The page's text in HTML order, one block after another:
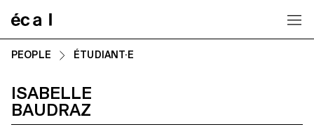
PEOPLE ÉTUDIANT·E
ISABELLE
BAUDRAZ